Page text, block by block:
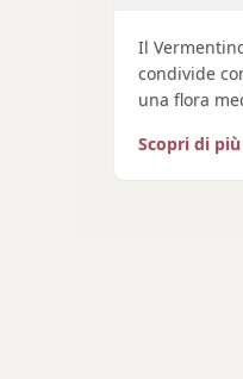
Il
condivide
una flora
Scopri di più